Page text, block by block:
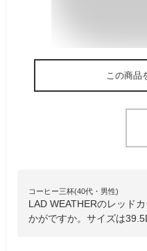
この商品
コーヒー三杯(40代・男性)
LAD WEATHERのレッド
かがですか。サイズは